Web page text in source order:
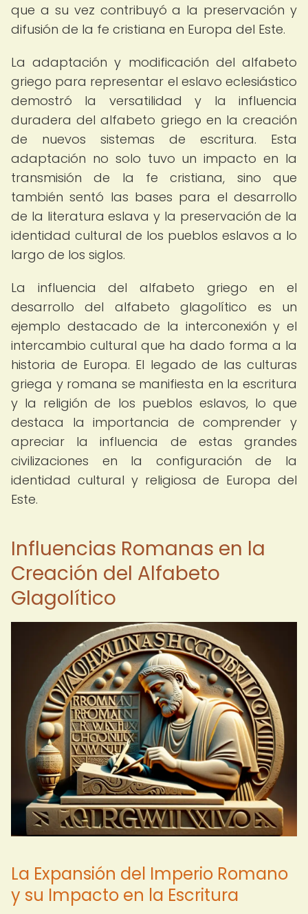
que a su vez contribuyó a la preservación y
difusión de la fe cristiana en Europa del Este.
La adaptación y modificación del alfabeto
griego para representar el eslavo eclesiástico
demostró la versatilidad y la influencia
duradera del alfabeto griego en la creación
de nuevos sistemas de escritura. Esta
adaptación no solo tuvo un impacto en la
transmisión de la fe cristiana, sino que
también sentó las bases para el desarrollo
de la literatura eslava y la preservación de la
identidad cultural de los pueblos eslavos a lo
largo de los siglos.
La influencia del alfabeto griego en el
desarrollo del alfabeto glagolítico es un
ejemplo destacado de la interconexión y el
intercambio cultural que ha dado forma a la
historia de Europa. El legado de las culturas
griega y romana se manifiesta en la escritura
y la religión de los pueblos eslavos, lo que
destaca la importancia de comprender y
apreciar la influencia de estas grandes
civilizaciones en la configuración de la
identidad cultural y religiosa de Europa del
Este.
Influencias Romanas en la
Creación del Alfabeto
Glagolítico
La Expansión del Imperio Romano
y su Impacto en la Escritura